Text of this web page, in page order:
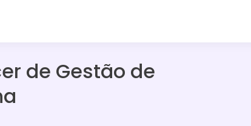
de Gestão de